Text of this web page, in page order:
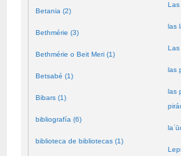
Betania (2)
Bethmérie (3)
Bethmérie o Beit Meri (1)
Betsabé (1)
Bibars (1)
bibliografía (6)
biblioteca de bibliotecas (1)
Las
las
Las
las
las